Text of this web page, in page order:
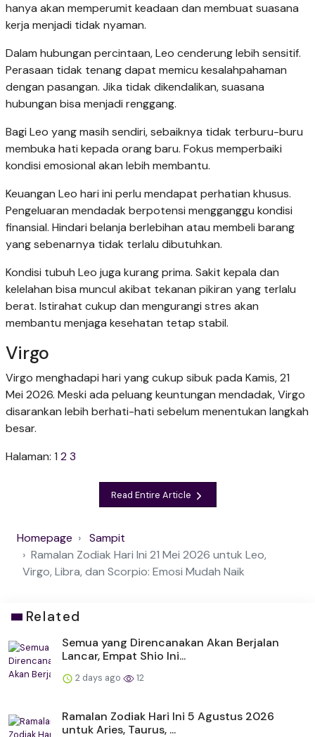
hanya akan memperumit keadaan dan membuat suasana
kerja menjadi tidak nyaman.
Dalam hubungan percintaan, Leo cenderung lebih sensitif.
Perasaan tidak tenang dapat memicu kesalahpahaman
dengan pasangan. Jika tidak dikendalikan, suasana
hubungan bisa menjadi renggang.
Bagi Leo yang masih sendiri, sebaiknya tidak terburu-buru
membuka hati kepada orang baru. Fokus memperbaiki
kondisi emosional akan lebih membantu.
Keuangan Leo hari ini perlu mendapat perhatian khusus.
Pengeluaran mendadak berpotensi mengganggu kondisi
finansial. Hindari belanja berlebihan atau membeli barang
yang sebenarnya tidak terlalu dibutuhkan.
Kondisi tubuh Leo juga kurang prima. Sakit kepala dan
kelelahan bisa muncul akibat tekanan pikiran yang terlalu
berat. Istirahat cukup dan mengurangi stres akan
membantu menjaga kesehatan tetap stabil.
Virgo
Virgo menghadapi hari yang cukup sibuk pada Kamis, 21
Mei 2026. Meski ada peluang keuntungan mendadak, Virgo
disarankan lebih berhati-hati sebelum menentukan langkah
besar.
Halaman: 1 23
Read Entire Article
Homepage
Sampit
Ramalan Zodiak Hari Ini 21 Mei 2026 untuk Leo,
Virgo, Libra, dan Scorpio: Emosi Mudah Naik
Related
Semua yang Direncanakan Akan Berjalan
Lancar, Empat Shio Ini...
2 days ago 12
Ramalan Zodiak Hari Ini 5 Agustus 2026
untuk Aries, Taurus, ...